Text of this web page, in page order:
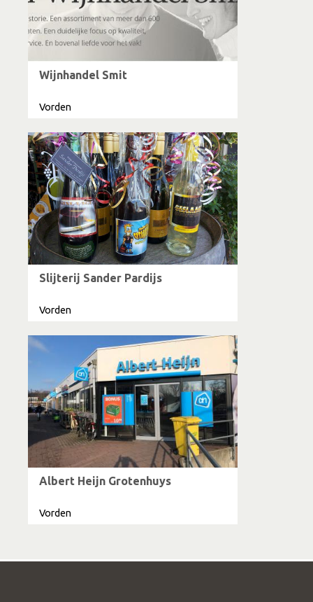
Wijnhandel Smit
Vorden
Slijterij Sander Pardijs
Vorden
Albert Heijn Grotenhuys
Vorden